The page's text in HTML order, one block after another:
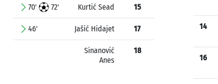
70' 72' Kurtić Sead 15
46' Jašić Hidajet 17
Sinanović
Anes
18
14
16